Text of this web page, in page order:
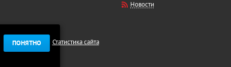
ПОНЯТНО
Новости
Статистика сайта